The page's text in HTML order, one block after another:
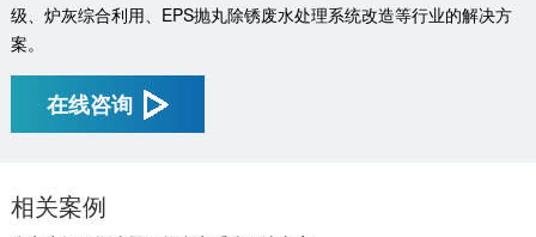
级、炉灰综合利用、EPS抛丸除锈废水处理系统改造等行业的解决方
案。
在线咨询
相关案例